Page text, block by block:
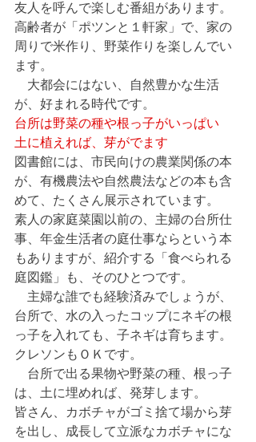
友人を呼んで楽しむ番組があります。
高齢者が「ポツンと１軒家」で、家の
周りで米作り、野菜作りを楽しんでい
ます。
大都会にはない、自然豊かな生活
が、好まれる時代です。
台所は野菜の種や根っ子がいっぱい
土に植えれば、芽がでます
図書館には、市民向けの農業関係の本
が、有機農法や自然農法などの本も含
めて、たくさん展示されています。
素人の家庭菜園以前の、主婦の台所仕
事、年金生活者の庭仕事ならという本
もありますが、紹介する「食べられる
庭図鑑」も、そのひとつです。
主婦な誰でも経験済みでしょうが、
台所で、水の入ったコップにネギの根
っ子を入れても、子ネギは育ちます。
クレソンもＯＫです。
台所で出る果物や野菜の種、根っ子
は、土に埋めれば、発芽します。
皆さん、カボチャがゴミ捨て場から芽
を出し、成長して立派なカボチャにな